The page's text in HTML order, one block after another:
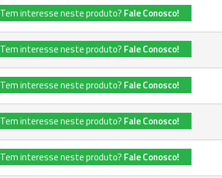
Tem interesse neste produto? Fale Conosco!
Tem interesse neste produto? Fale Conosco!
Tem interesse neste produto? Fale Conosco!
Tem interesse neste produto? Fale Conosco!
Tem interesse neste produto? Fale Conosco!